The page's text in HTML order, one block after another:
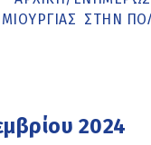
ΣΤΗΝ
2024